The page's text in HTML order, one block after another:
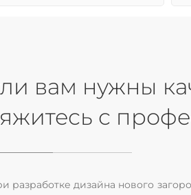
вам нужны
с
разработке дизайна нового